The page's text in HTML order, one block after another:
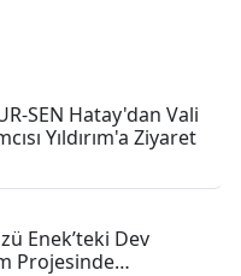
SEN Hatay'dan Vali
Yıldırım'a Ziyaret
Enek’teki Dev
Projesinde